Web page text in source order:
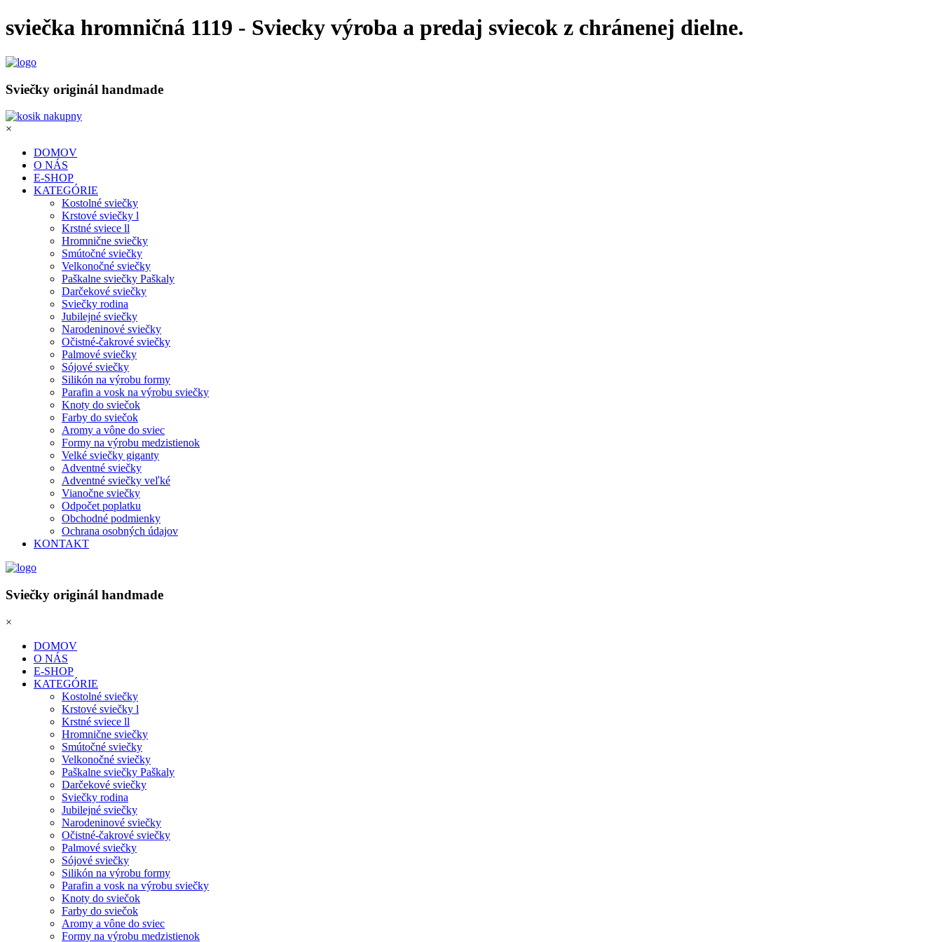
sviečka hromničná 1119 - Sviecky výroba a predaj sviecok z chránenej dielne.
Sviečky originál handmade
×
DOMOV
O NÁS
E-SHOP
KATEGÓRIE
Kostolné sviečky
Krstové sviečky l
Krstné sviece ll
Hromnične sviečky
Smútočné sviečky
Velkonočné sviečky
Paškalne sviečky Paškaly
Darčekové sviečky
Sviečky rodina
Jubilejné sviečky
Narodeninové sviečky
Očistné-čakrové sviečky
Palmové sviečky
Sójové sviečky
Silikón na výrobu formy
Parafin a vosk na výrobu sviečky
Knoty do sviečok
Farby do sviečok
Aromy a vône do sviec
Formy na výrobu medzistienok
Velké sviečky giganty
Adventné sviečky
Adventné sviečky veľké
Vianočne sviečky
Odpočet poplatku
Obchodné podmienky
Ochrana osobných údajov
KONTAKT
Sviečky originál handmade
×
DOMOV
O NÁS
E-SHOP
KATEGÓRIE
Kostolné sviečky
Krstové sviečky l
Krstné sviece ll
Hromnične sviečky
Smútočné sviečky
Velkonočné sviečky
Paškalne sviečky Paškaly
Darčekové sviečky
Sviečky rodina
Jubilejné sviečky
Narodeninové sviečky
Očistné-čakrové sviečky
Palmové sviečky
Sójové sviečky
Silikón na výrobu formy
Parafin a vosk na výrobu sviečky
Knoty do sviečok
Farby do sviečok
Aromy a vône do sviec
Formy na výrobu medzistienok